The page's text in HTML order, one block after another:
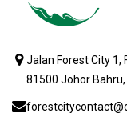
Jalan Forest City 1,
81500 Johor